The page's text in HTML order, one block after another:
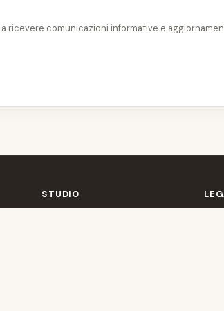
ricevere comunicazioni informative e
STUDIO